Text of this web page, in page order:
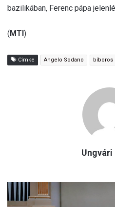
bazilikában, Ferenc pápa
(MTI)
Címke Angelo Sodano bíboros